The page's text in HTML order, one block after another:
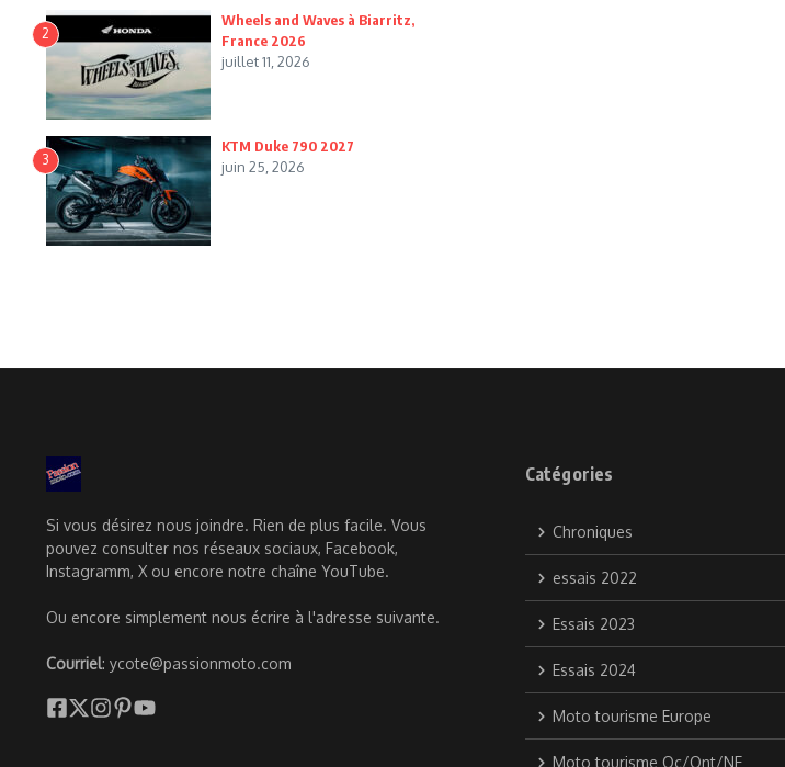
2
Wheels and Waves à Biarritz,
France 2026
juillet 11, 2026
3
KTM Duke 790 2027
juin 25, 2026
Si vous désirez nous joindre. Rien de plus facile. Vous
pouvez consulter nos réseaux sociaux, Facebook,
Instagramm, X ou encore notre chaîne YouTube.
Ou encore simplement nous écrire à l'adresse suivante.
Courriel: ycote@passionmoto.com
Catégories
Chroniques
essais 2022
Essais 2023
Essais 2024
Moto tourisme Europe
Moto tourisme Qc/Ont/NE